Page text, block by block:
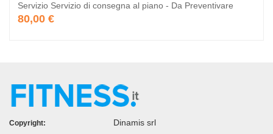
Servizio Servizio di consegna al piano - Da Preventivare
80,00 €
Copyright:
Dinamis srl